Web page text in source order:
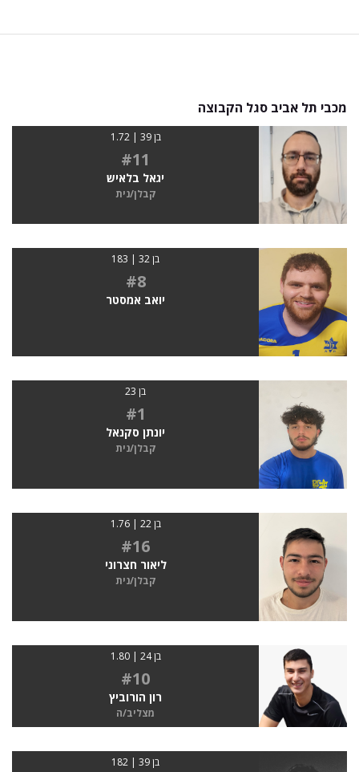
מכבי תל אביב סגל הקבוצה
בן 39 | 1.72
#11
יגאל בלאיש
קבלן/נית
בן 32 | 183
#8
יואב אמסטר
בן 23
#1
יונתן סקנאל
קבלן/נית
בן 22 | 1.76
#16
ליאור חצרוני
קבלן/נית
בן 24 | 1.80
#10
רון הורוביץ
מצליב/ה
בן 39 | 182